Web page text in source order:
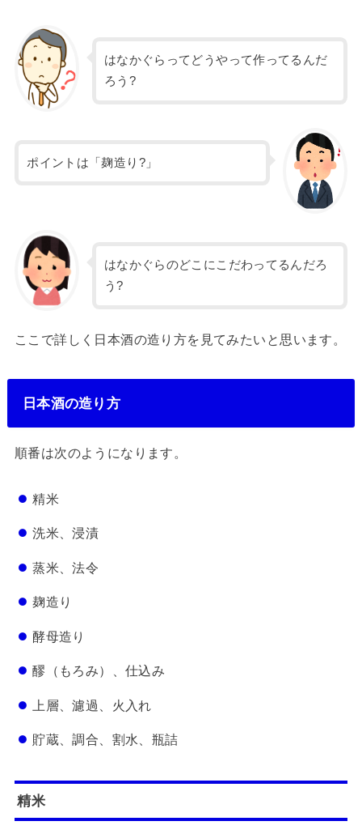
はなかぐらってどうやって作ってるんだ
ろう?
ポイントは「麹造り?」
はなかぐらのどこにこだわってるんだろ
う?
ここで詳しく日本酒の造り方を見てみたいと思います。
日本酒の造り方
順番は次のようになります。
精米
洗米、浸漬
蒸米、法令
麹造り
酵母造り
醪（もろみ）、仕込み
上層、濾過、火入れ
貯蔵、調合、割水、瓶詰
精米